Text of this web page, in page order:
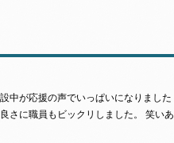
中が応援の声でいっぱいになりまし
さに職員もビックリしました。 笑い